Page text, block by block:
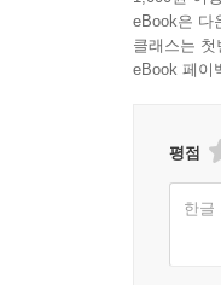
eBook은 다
클래스는
eBook 페이
평점
한글